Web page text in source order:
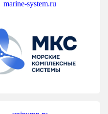
marine-system.ru